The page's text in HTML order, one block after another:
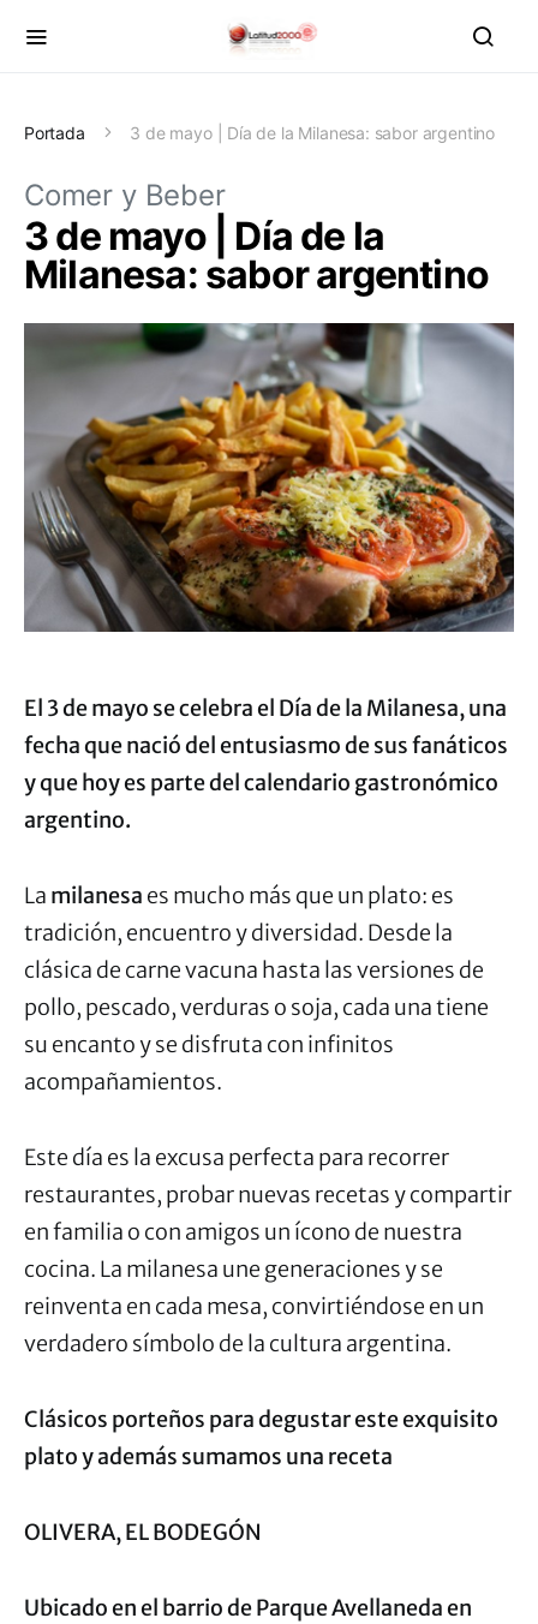
Portada 3 de mayo | Día de la Milanesa: sabor argentino
Comer y Beber
3 de mayo | Día de la
Milanesa: sabor argentino
El 3 de mayo se celebra el Día de la Milanesa, una
fecha que nació del entusiasmo de sus fanáticos
y que hoy es parte del calendario gastronómico
argentino.
La milanesa es mucho más que un plato: es
tradición, encuentro y diversidad. Desde la
clásica de carne vacuna hasta las versiones de
pollo, pescado, verduras o soja, cada una tiene
su encanto y se disfruta con infinitos
acompañamientos.
Este día es la excusa perfecta para recorrer
restaurantes, probar nuevas recetas y compartir
en familia o con amigos un ícono de nuestra
cocina. La milanesa une generaciones y se
reinventa en cada mesa, convirtiéndose en un
verdadero símbolo de la cultura argentina.
Clásicos porteños para degustar este exquisito
plato y además sumamos una receta
OLIVERA, EL BODEGÓN
Ubicado en el barrio de Parque Avellaneda en